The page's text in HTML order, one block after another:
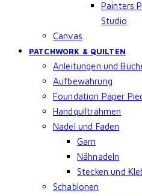
Painters
Studio
Canvas
PATCHWORK & QUILTEN
Anleitungen und
Aufbewahrung
Foundation Paper
Handquiltrahmen
Nadel und Faden
Garn
Nähnadeln
Stecken und
Schablonen